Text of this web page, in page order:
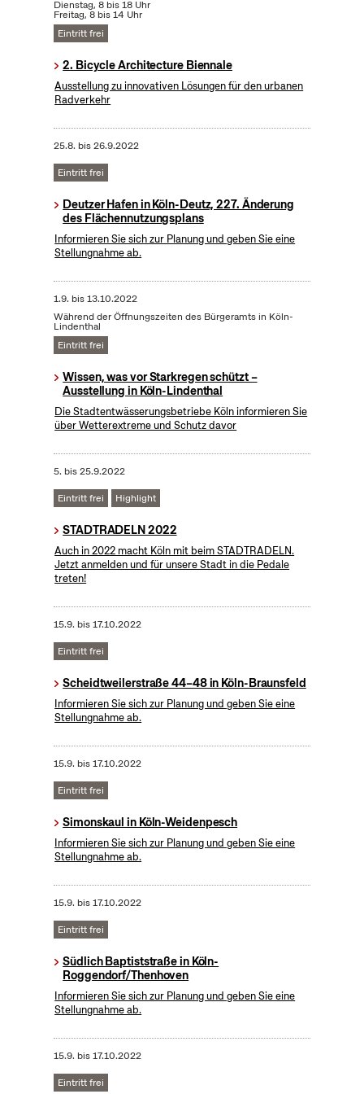
Dienstag, 8 bis 18 Uhr
Freitag, 8 bis 14 Uhr
Eintritt frei
2. Bicycle Architecture Biennale
Ausstellung zu innovativen Lösungen für den urbanen
Radverkehr
25.8. bis26.9.2022
Eintritt frei
Deutzer Hafen in Köln-Deutz, 227. Änderung
des Flächennutzungsplans
Informieren Sie sich zur Planung und geben Sie eine
Stellungnahme ab.
1.9. bis13.10.2022
Während der Öffnungszeiten des Bürgeramts in Köln-
Lindenthal
Eintritt frei
Wissen, was vor Starkregen schützt –
Ausstellung in Köln-Lindenthal
Die Stadtentwässerungsbetriebe Köln informieren Sie
über Wetterextreme und Schutz davor
5. bis25.9.2022
Eintritt frei Highlight
STADTRADELN 2022
Auch in 2022 macht Köln mit beim STADTRADELN.
Jetzt anmelden und für unsere Stadt in die Pedale
treten!
15.9. bis17.10.2022
Eintritt frei
Scheidtweilerstraße 44–48 in Köln-Braunsfeld
Informieren Sie sich zur Planung und geben Sie eine
Stellungnahme ab.
15.9. bis17.10.2022
Eintritt frei
Simonskaul in Köln-Weidenpesch
Informieren Sie sich zur Planung und geben Sie eine
Stellungnahme ab.
15.9. bis17.10.2022
Eintritt frei
Südlich Baptiststraße in Köln-
Roggendorf/Thenhoven
Informieren Sie sich zur Planung und geben Sie eine
Stellungnahme ab.
15.9. bis17.10.2022
Eintritt frei